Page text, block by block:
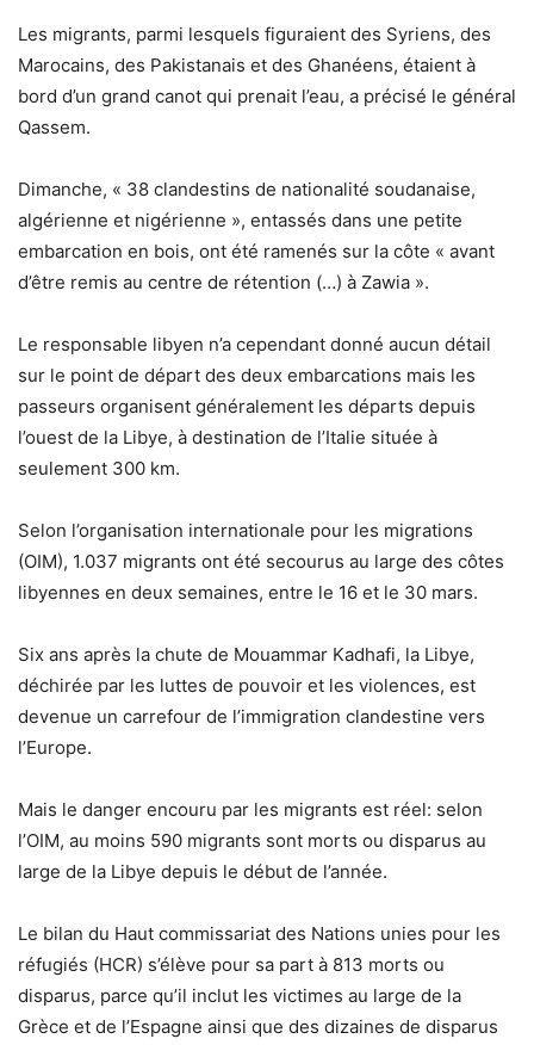
Les migrants, parmi lesquels figuraient des Syriens, des
Marocains, des Pakistanais et des Ghanéens, étaient à
bord d’un grand canot qui prenait l’eau, a précisé le général
Qassem.
Dimanche, « 38 clandestins de nationalité soudanaise,
algérienne et nigérienne », entassés dans une petite
embarcation en bois, ont été ramenés sur la côte « avant
d’être remis au centre de rétention (…) à Zawia ».
Le responsable libyen n’a cependant donné aucun détail
sur le point de départ des deux embarcations mais les
passeurs organisent généralement les départs depuis
l’ouest de la Libye, à destination de l’Italie située à
seulement 300 km.
Selon l’organisation internationale pour les migrations
(OIM), 1.037 migrants ont été secourus au large des côtes
libyennes en deux semaines, entre le 16 et le 30 mars.
Six ans après la chute de Mouammar Kadhafi, la Libye,
déchirée par les luttes de pouvoir et les violences, est
devenue un carrefour de l’immigration clandestine vers
l’Europe.
Mais le danger encouru par les migrants est réel: selon
l’OIM, au moins 590 migrants sont morts ou disparus au
large de la Libye depuis le début de l’année.
Le bilan du Haut commissariat des Nations unies pour les
réfugiés (HCR) s’élève pour sa part à 813 morts ou
disparus, parce qu’il inclut les victimes au large de la
Grèce et de l’Espagne ainsi que des dizaines de disparus